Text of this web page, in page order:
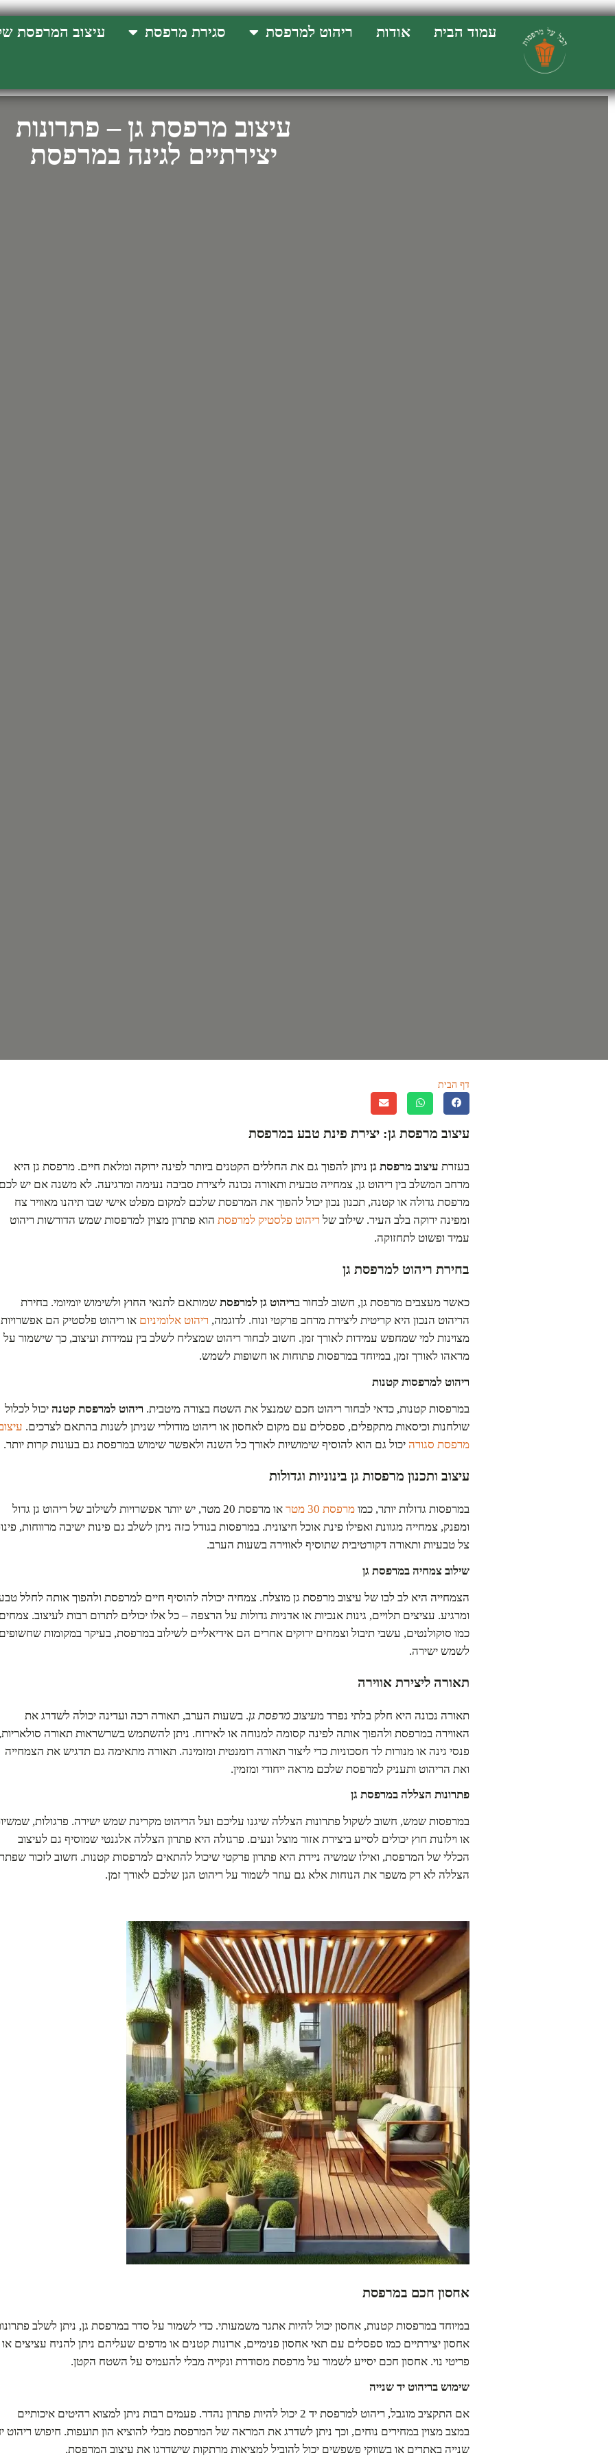
Enter your phone number:
Format: 123-456-7890
עמוד הבית אודות ריהוט למרפסת סגירת מרפסת עיצוב המרפסת
עיצוב מרפסת גן – פתרונות
יצירתיים לגינה במרפסת
דף הבית
עיצוב מרפסת גן: יצירת פינת טבע במרפסת
בעזרת עיצוב מרפסת גןניתן להפוך גם את החללים הקטנים ביותר לפינה ירוקה ומלאת חיים. מרפסת גן היא
מרחב המשלב בין ריהוט גן, צמחייה טבעית ותאורה נכונה ליצירת סביבה נעימה ומרגיעה. לא משנה אם יש
מרפסת גדולה או קטנה, תכנון נכון יכול להפוך את המרפסת שלכם למקום מפלט אישי שבו תיהנו מאוויר צח
ומפינה ירוקה בלב העיר. שילוב של ריהוט פלסטיק למרפסתהוא פתרון מצוין למרפסות שמש הדורשות ריהוט
עמיד ופשוט לתחזוקה.
בחירת ריהוט למרפסת גן
כאשר מעצבים מרפסת גן, חשוב לבחור בריהוט גן למרפסתשמותאם לתנאי החוץ ולשימוש יומיומי. בחירת
הריהוט הנכון היא קריטית ליצירת מרחב פרקטי ונוח. לדוגמה, ריהוט אלומיניום או ריהוט פלסטיק הם אפשרויות
מצוינות למי שמחפש עמידות לאורך זמן. חשוב לבחור ריהוט שמצליח לשלב בין עמידות ועיצוב, כך שישמור על
מראהו לאורך זמן, במיוחד במרפסות פתוחות או חשופות לשמש.
ריהוט למרפסות קטנות
במרפסות קטנות, כדאי לבחור ריהוט חכם שמנצל את השטח בצורה מיטבית. ריהוט למרפסת קטנהיכול לכלול
שולחנות וכיסאות מתקפלים, ספסלים עם מקום לאחסון או ריהוט מודולרי שניתן לשנות בהתאם לצרכים.
מרפסת סגורה יכול גם הוא להוסיף שימושיות לאורך כל השנה ולאפשר שימוש במרפסת גם בעונות קרות יותר.
עיצוב ותכנון מרפסות גן בינוניות וגדולות
במרפסות גדולות יותר, כמו מרפסת 30 מטר
או מרפסת 20 מטר, יש יותר אפשרויות לשילוב של ריהוט גן גדול
ומפנק, צמחייה מגוונת ואפילו פינת אוכל חיצונית. במרפסות בגודל כזה ניתן לשלב גם פינות ישיבה מרווחות,
צל טבעיות ותאורה דקורטיבית שתוסיף לאווירה בשעות הערב.
שילוב צמחיה במרפסת גן
הצמחייה היא לב לבו של עיצוב מרפסת גן מוצלח. צמחיה יכולה להוסיף חיים למרפסת ולהפוך אותה לחלל
ומרגיע. עציצים תלויים, גינות אנכיות או אדניות גדולות על הרצפה – כל אלו יכולים לתרום רבות לעיצוב.
כמו סוקולנטים, עשבי תיבול וצמחים ירוקים אחרים הם אידיאליים לשילוב במרפסת, בעיקר במקומות
לשמש ישירה.
תאורה ליצירת אווירה
תאורה נכונה היא חלק בלתי נפרד מעיצוב מרפסת גן. בשעות הערב, תאורה רכה ועדינה יכולה לשדרג את
האווירה במרפסת ולהפוך אותה לפינה קסומה למנוחה או לאירוח. ניתן להשתמש בשרשראות תאורה
פנסי גינה או מנורות לד חסכוניות כדי ליצור תאורה רומנטית ומזמינה. תאורה מתאימה גם תדגיש את הצמחייה
ואת הריהוט ותעניק למרפסת שלכם מראה ייחודי ומזמין.
פתרונות הצללה במרפסת גן
במרפסות שמש, חשוב לשקול פתרונות הצללה שיגנו עליכם ועל הריהוט מקרינת שמש ישירה. פרגולות,
או וילונות חוץ יכולים לסייע ביצירת אזור מוצל ונעים. פרגולה היא פתרון הצללה אלגנטי שמוסיף גם לעיצוב
הכללי של המרפסת, ואילו שמשיה ניידת היא פתרון פרקטי שיכול להתאים למרפסות קטנות. חשוב לזכור
הצללה לא רק משפר את הנוחות אלא גם עוזר לשמור על ריהוט הגן שלכם לאורך זמן.
אחסון חכם במרפסת
במיוחד במרפסות קטנות, אחסון יכול להיות אתגר משמעותי. כדי לשמור על סדר במרפסת גן, ניתן לשלב
אחסון יצירתיים כמו ספסלים עם תאי אחסון פנימיים, ארונות קטנים או מדפים שעליהם ניתן להניח עציצים או
פריטי נוי. אחסון חכם יסייע לשמור על מרפסת מסודרת ונקייה מבלי להעמיס על השטח הקטן.
שימוש בריהוט יד שנייה
אם התקציב מוגבל, ריהוט למרפסת יד 2 יכול להיות פתרון נהדר. פעמים רבות ניתן למצוא רהיטים איכותיים
במצב מצוין במחירים נוחים, וכך ניתן לשדרג את המראה של המרפסת מבלי להוציא הון תועפות. חיפוש ריהוט
שנייה באתרים או בשווקי פשפשים יכול להוביל למציאות מרתקות שישדרגו את עיצוב המרפסת.